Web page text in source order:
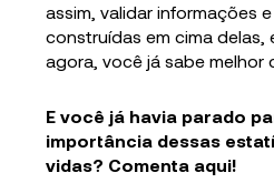
assim, validar informações
construídas em cima delas,
agora, você já sabe melhor
E você já havia parado
importância dessas
vidas? Comenta aqui!